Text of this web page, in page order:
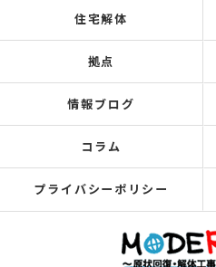
住宅解体
拠点
情報ブログ
コラム
プライバシーポリシー